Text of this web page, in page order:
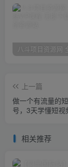
上一篇
做一个有流量的
号，3天学懂短
相关推荐